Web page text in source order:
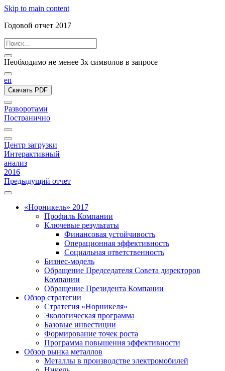
Skip to main content
Годовой отчет 2017
Необходимо не менее 3х символов в запросе
en
Скачать PDF
Разворотами
Постранично
Центр загрузки
Интерактивный
анализ
2016
Предыдущий отчет
«Норникель» 2017
Профиль Компании
Ключевые результаты
Финансовая устойчивость
Операционная эффективность
Социальная ответственность
Бизнес-модель
Обращение Председателя Совета директоров
Компании
Обращение Президента Компании
Обзор стратегии
Стратегия «Норникеля»
Экологическая программа
Базовые инвестиции
Формирование точек роста
Программа повышения эффективности
Обзор рынка металлов
Металлы в производстве электромобилей